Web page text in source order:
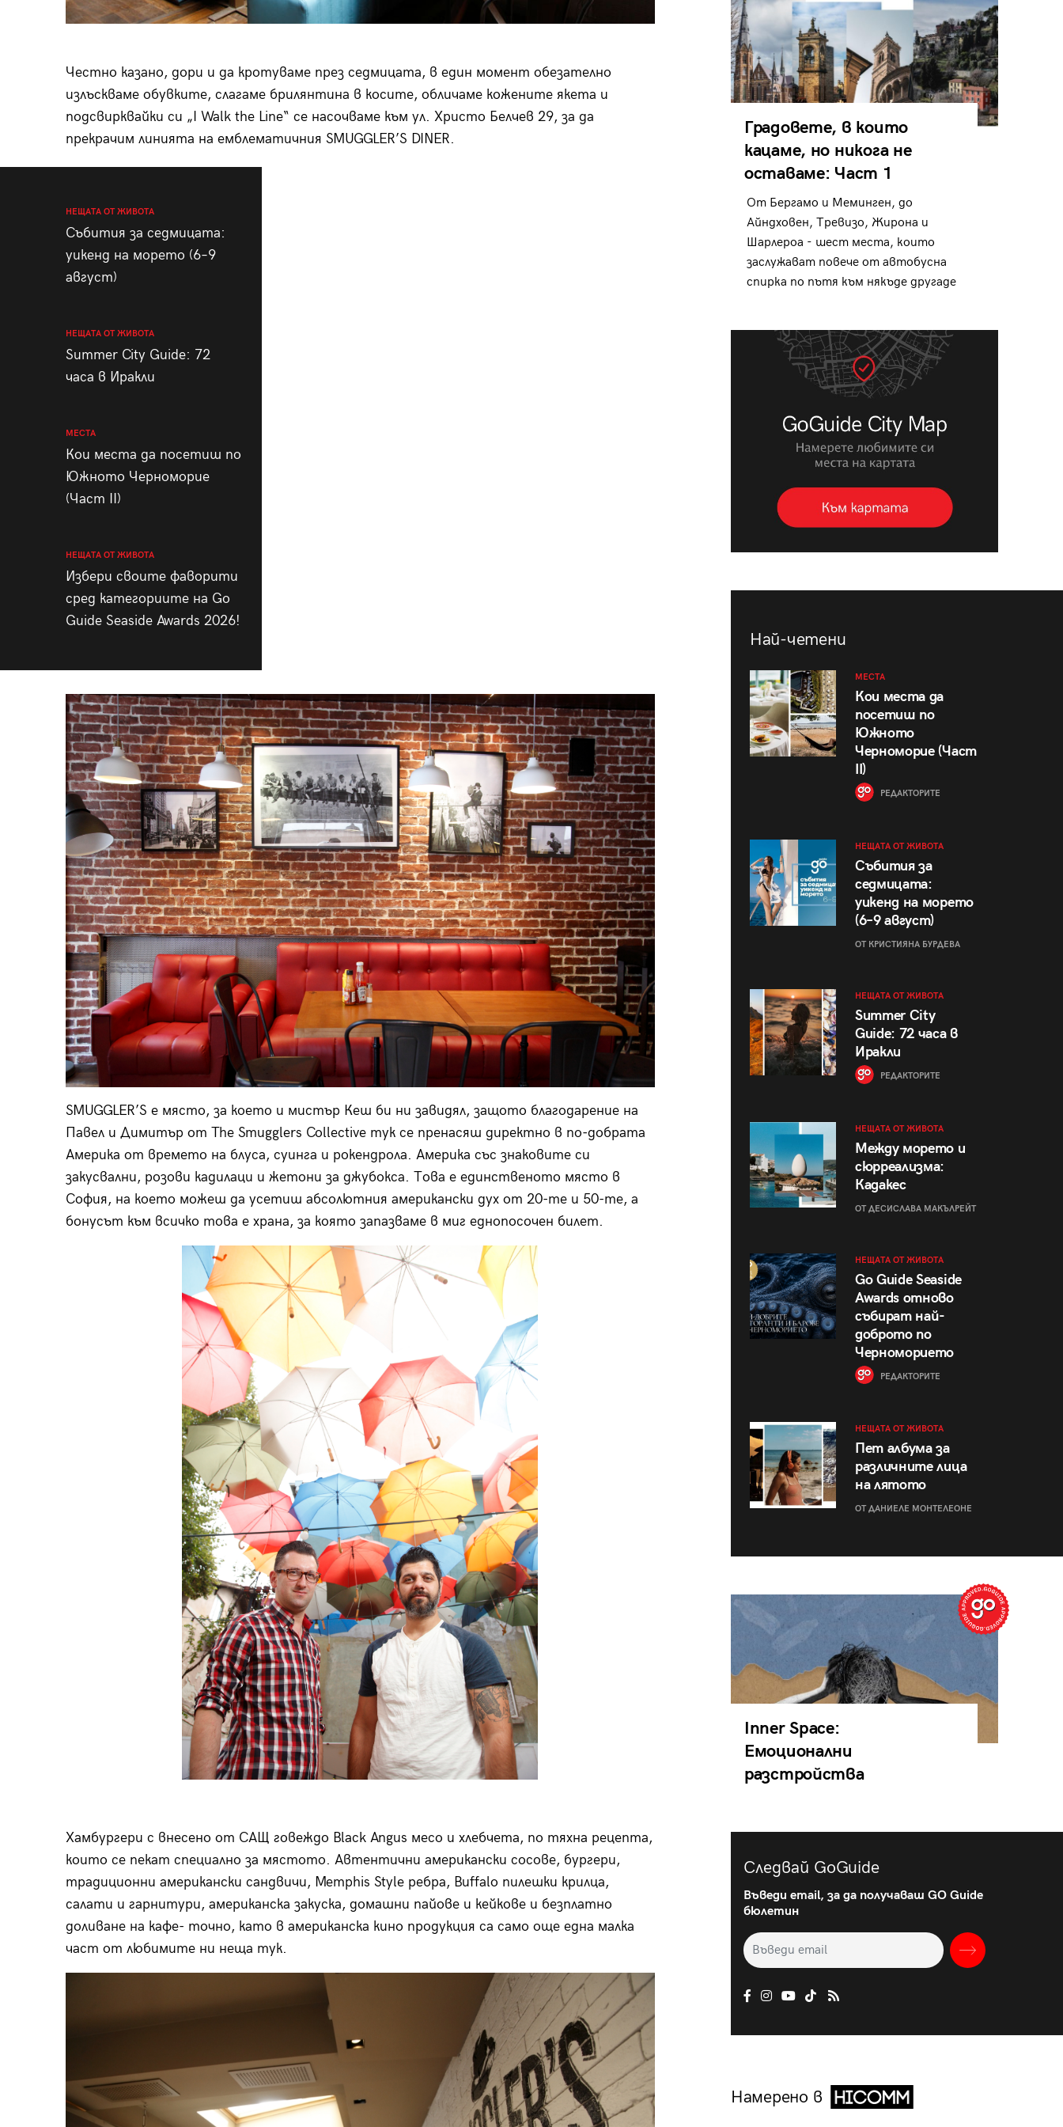
Честно казано, дори и да кротуваме през седмицата, в един момент обезателно
излъскваме обувките, слагаме брилянтина в косите, обличаме кожените якета и
подсвирквайки си „I Walk the Line“ се насочваме към ул. Христо Белчев 29, за да
прекрачим линията на емблематичния SMUGGLER’S DINER.
НЕЩАТА ОТ ЖИВОТА
Събития за седмицата:
уикенд на морето (6–9
август)
НЕЩАТА ОТ ЖИВОТА
Summer City Guide: 72
часа в Иракли
МЕСТА
Кои места да посетиш по
Южното Черноморие
(Част II)
НЕЩАТА ОТ ЖИВОТА
Избери своите фаворити
сред категориите на Go
Guide Seaside Awards 2026!
SMUGGLER’S е място, за което и мистър Кеш би ни завидял, защото благодарение на
Павел и Димитър от The Smugglers Collective тук се пренасяш директно в по-добрата
Америка от времето на блуса, суинга и рокендрола. Америка със знаковите си
закусвални, розови кадилаци и жетони за джубокса. Това е единственото място в
София, на което можеш да усетиш абсолютния американски дух от 20-те и 50-те, а
бонусът към всичко това е храна, за която запазваме в миг еднопосочен билет.
Хамбургери с внесено от САЩ говеждо Black Angus месо и хлебчета, по тяхна рецепта,
които се пекат специално за мястото. Автентични американски сосове, бургери,
традиционни американски сандвичи, Memphis Style ребра, Buffalo пилешки крилца,
салати и гарнитури, американска закуска, домашни пайове и кейкове и безплатно
доливане на кафе- точно, като в американска кино продукция са само още една малка
част от любимите ни неща тук.
Градовете, в които
кацаме, но никога не
оставаме: Част 1
От Бергамо и Меминген, до
Айндховен, Тревизо, Жирона и
Шарлероа - шест места, които
заслужават повече от автобусна
спирка по пътя към някъде другаде
Най-четени
МЕСТА
Кои места да
посетиш по
Южното
Черноморие (Част
II)
РЕДАКТОРИТЕ
НЕЩАТА ОТ ЖИВОТА
Събития за
седмицата:
уикенд на морето
(6–9 август)
ОТ КРИСТИЯНА БУРДЕВА
НЕЩАТА ОТ ЖИВОТА
Summer City
Guide: 72 часа в
Иракли
РЕДАКТОРИТЕ
НЕЩАТА ОТ ЖИВОТА
Между морето и
сюрреализма:
Кадакес
ОТ ДЕСИСЛАВА МАКЪЛРЕЙТ
НЕЩАТА ОТ ЖИВОТА
Go Guide Seaside
Awards отново
събират най-
доброто по
Черноморието
РЕДАКТОРИТЕ
НЕЩАТА ОТ ЖИВОТА
Пет албума за
различните лица
на лятото
ОТ ДАНИЕЛЕ МОНТЕЛЕОНЕ
Inner Space:
Емоционални
разстройства
Следвай GoGuide
Въведи email, за да получаваш GO Guide
бюлетин
Намерено в